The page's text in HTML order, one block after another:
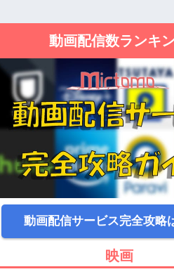
動画配信数ランキ
動画配信サービス完全攻略
映画